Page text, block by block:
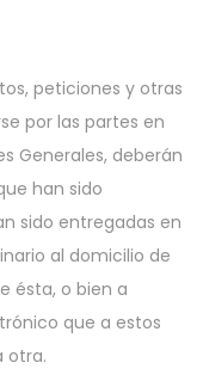
peticiones y otras
por las partes en
Generales, deberán
han sido
sido entregadas en
al domicilio de
ésta, o bien a
que a estos
otra.